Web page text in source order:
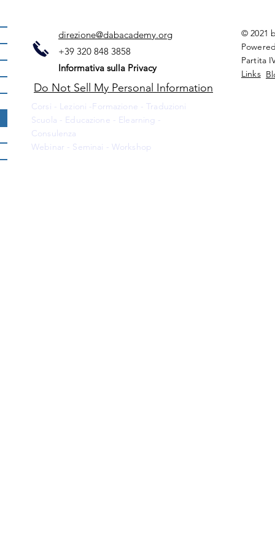
direzione@dabacademy.org
+39 320 848 3858
Informativa sulla Privacy
Do Not Sell My Personal Information
© 2021
Partita
Links
Corsi - Lezioni -Formazione - Traduzioni
Scuola - Educazione - Elearning -
Consulenza
Webinar - Seminai - Workshop